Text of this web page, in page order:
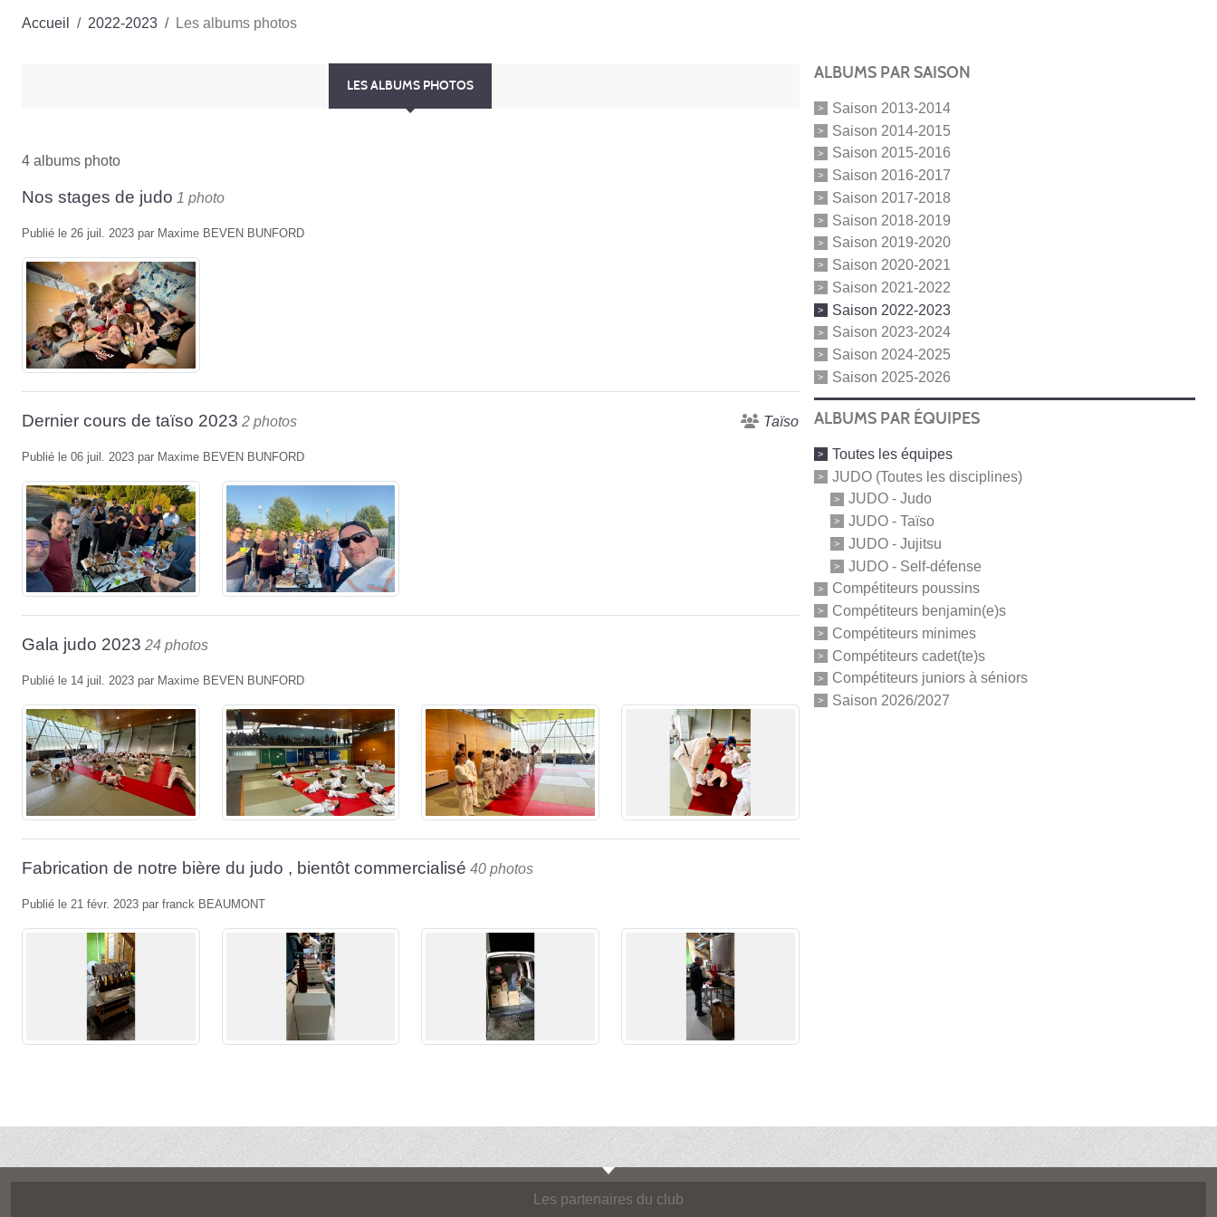
Accueil 2022-2023 Les albums photos
LES ALBUMS PHOTOS
4 albums photo
Nos stages de judo 1 photo
Publié le 26 juil. 2023 par Maxime BEVEN BUNFORD
Dernier cours de taïso 2023 2 photos Taïso
Publié le 06 juil. 2023 par Maxime BEVEN BUNFORD
Gala judo 2023 24 photos
Publié le 14 juil. 2023 par Maxime BEVEN BUNFORD
Fabrication de notre bière du judo , bientôt commercialisé 40 photos
Publié le 21 févr. 2023 par franck BEAUMONT
ALBUMS PAR SAISON
Saison 2013-2014
Saison 2014-2015
Saison 2015-2016
Saison 2016-2017
Saison 2017-2018
Saison 2018-2019
Saison 2019-2020
Saison 2020-2021
Saison 2021-2022
Saison 2022-2023
Saison 2023-2024
Saison 2024-2025
Saison 2025-2026
ALBUMS PAR ÉQUIPES
Toutes les équipes
JUDO (Toutes les disciplines)
JUDO - Judo
JUDO - Taïso
JUDO - Jujitsu
JUDO - Self-défense
Compétiteurs poussins
Compétiteurs benjamin(e)s
Compétiteurs minimes
Compétiteurs cadet(te)s
Compétiteurs juniors à séniors
Saison 2026/2027
Les partenaires du club